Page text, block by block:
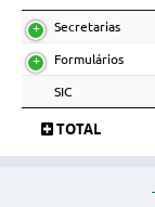
Secretarias
Formulários
SIC
TOTAL